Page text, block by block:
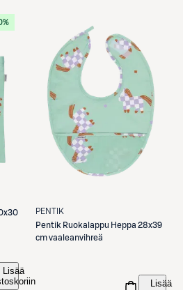
Lisää
PENTIK
Pentik Ruokalappu Heppa 28x39
cm vaaleanvihreä
Lisää